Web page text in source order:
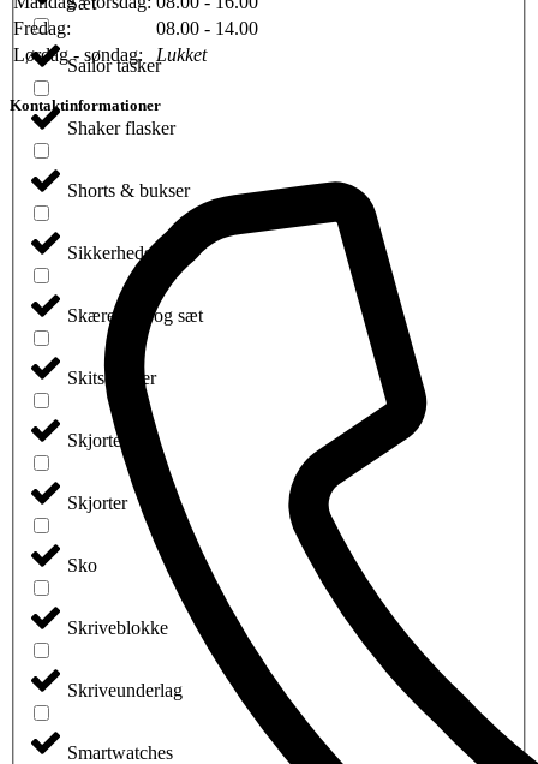
Sailor tasker
Shaker flasker
Shorts & bukser
Sikkerhedsveste
Skærebræt og sæt
Skitsebøger
Skjorte
Skjorter
Sko
Skriveblokke
Skriveunderlag
Smartwatches
Fredag:
08.00 - 14.00
Lørdag - søndag:
Lukket
Kontaktinformationer